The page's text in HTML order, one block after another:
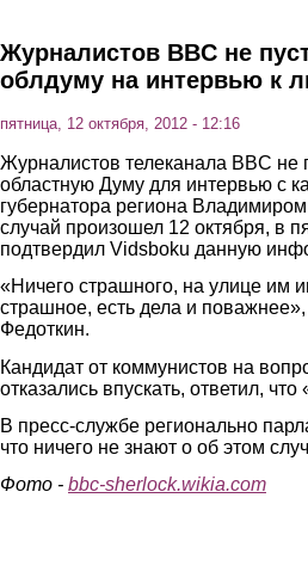
Журналистов BBC не
облдуму на интервью к
пятница, 12 октября, 2012 - 12:16
Журналистов телеканала BBC не
областную Думу для интервью с
губернатора региона
случай произошел 12 октября, в
подтвердил Vidsboku данную
«Ничего страшного, на улице им
страшное, есть дела и
Федоткин.
Кандидат от коммунистов на
отказались впускать, ответил,
В пресс-службе регионально
что ничего не знают о об этом
Фото - bbc-sherlock.wikia.com